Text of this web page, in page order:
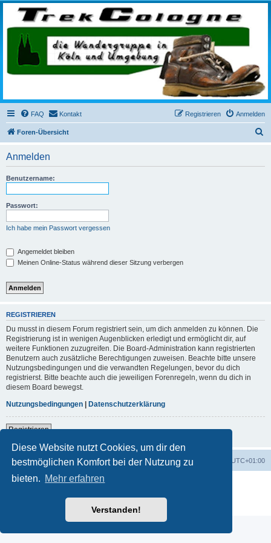
Diese Website nutzt Cookies, um dir den
bestmöglichen Komfort bei der Nutzung zu
bieten. Mehr erfahren
Verstanden!
trekcologne.de
Wanderungen rund um Köln
FAQ Kontakt Anmelden
Registrieren
Foren-Übersicht
Anmelden
Benutzername:
Passwort:
Ich habe mein Passwort vergessen
Angemeldet bleiben
Meinen Online-Status während dieser Sitzung verbergen
REGISTRIEREN
Du musst in diesem Forum registriert sein, um dich anmelden zu können. Die
Registrierung ist in wenigen Augenblicken erledigt und ermöglicht dir, auf
weitere Funktionen zuzugreifen. Die Board-Administration kann registrierten
Benutzern auch zusätzliche Berechtigungen zuweisen. Beachte bitte unsere
Nutzungsbedingungen und die verwandten Regelungen, bevor du dich
registrierst. Bitte beachte auch die jeweiligen Forenregeln, wenn du dich in
diesem Board bewegst.
Nutzungsbedingungen | Datenschutzerklärung
Registrieren
Foren-Übersicht Alle Zeiten sind UTC+01:00
Powered byphpBB